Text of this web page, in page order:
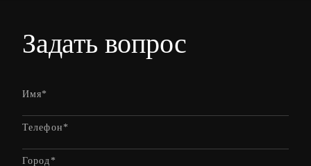
Задать вопрос